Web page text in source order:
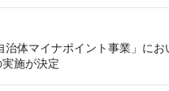
治体マイナポイント事業」にお
施が決定